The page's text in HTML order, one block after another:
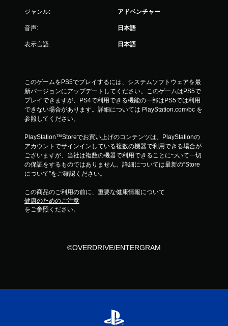
ジャンル: アドベンチャー
音声: 日本語
表示言語: 日本語
このゲームをPS5でプレイするには、システムソフトウェアを最
新バージョンにアップデートしてください。このゲームはPS5で
プレイできますが、PS4で利用できる機能の一部はPS5では利用
できない場合があります。詳細については PlayStation.com/bc を
参照してください。
PlayStation™Storeでお買い上げのコンテンツは、PlayStationの
アカウントでサインインしている複数の機器で利用できる場合が
ございますが、当社は複数の機器で利用できることについて一切
の保証をするものではありません。詳細については最新の“Store
について”をご確認ください。
この商品のご利用の前に、重要な健康情報について
健康のためのご注意
をご参照ください。
©OVERDRIVE/ENTERGRAM